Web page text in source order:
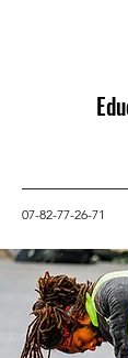
07-82-77-26-71